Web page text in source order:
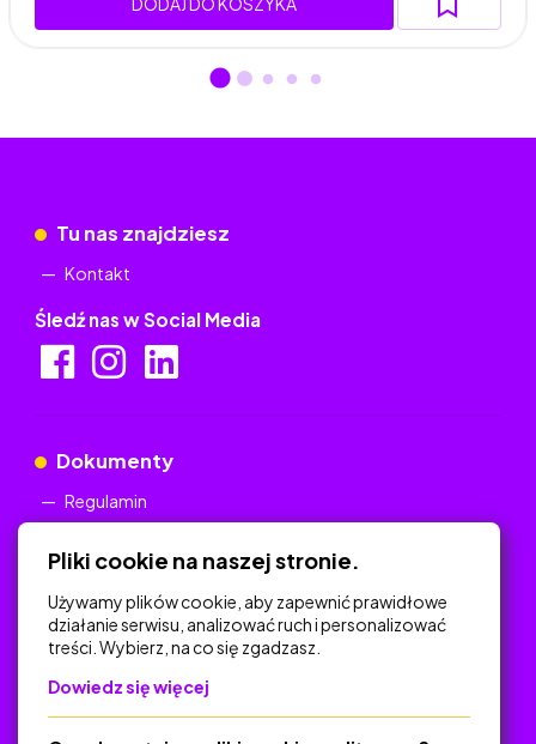
Tu nas znajdziesz
Kontakt
Śledź nas w Social Media
Dokumenty
Regulamin
Na skróty
Polityka Prywatności
Pliki cookie na naszej stronie.
Używamy plików cookie, aby zapewnić prawidłowe
działanie serwisu, analizować ruch i personalizować
treści. Wybierz, na co się zgadzasz.
Dowiedz się więcej